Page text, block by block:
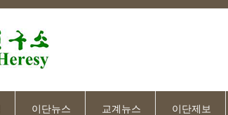
이단뉴스 교계뉴스 이단제보